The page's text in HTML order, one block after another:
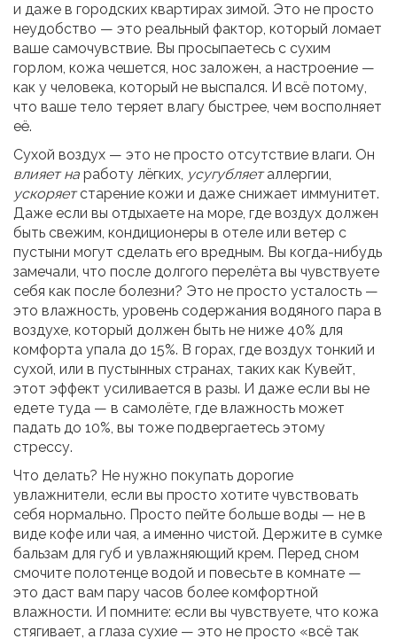
и даже в городских квартирах зимой. Это не просто
неудобство — это реальный фактор, который ломает
ваше самочувствие. Вы просыпаетесь с сухим
горлом, кожа чешется, нос заложен, а настроение —
как у человека, который не выспался. И всё потому,
что ваше тело теряет влагу быстрее, чем восполняет
её.
Сухой воздух — это не просто отсутствие влаги. Он
влияет на работу лёгких, усугубляеталлергии,
ускоряетстарение кожи и даже снижает иммунитет.
Даже если вы отдыхаете на море, где воздух должен
быть свежим, кондиционеры в отеле или ветер с
пустыни могут сделать его вредным. Вы когда-нибудь
замечали, что после долгого перелёта вы чувствуете
себя как после болезни? Это не просто усталость —
это влажность, уровень содержания водяного пара в
воздухе, который должен быть не ниже 40% для
комфорта упала до 15%. В горах, где воздух тонкий и
сухой, или в пустынных странах, таких как Кувейт,
этот эффект усиливается в разы. И даже если вы не
едете туда — в самолёте, где влажность может
падать до 10%, вы тоже подвергаетесь этому
стрессу.
Что делать? Не нужно покупать дорогие
увлажнители, если вы просто хотите чувствовать
себя нормально. Просто пейте больше воды — не в
виде кофе или чая, а именно чистой. Держите в сумке
бальзам для губ и увлажняющий крем. Перед сном
смочите полотенце водой и повесьте в комнате —
это даст вам пару часов более комфортной
влажности. И помните: если вы чувствуете, что кожа
стягивает, а глаза сухие — это не просто «всё так